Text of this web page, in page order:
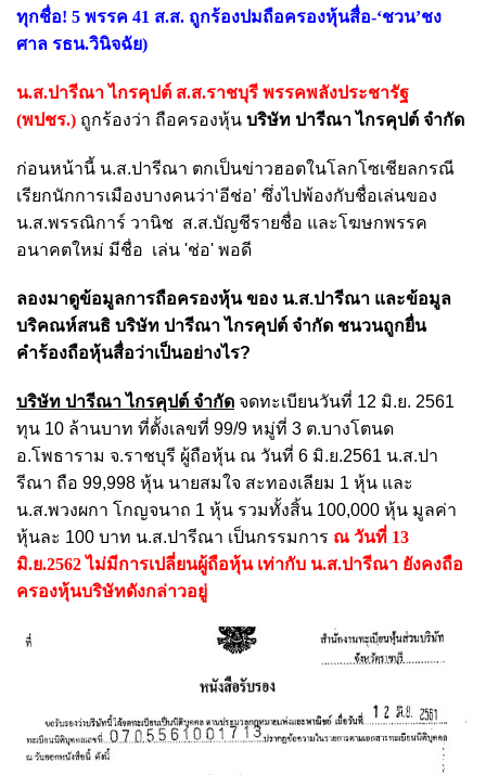
ทุกชื่อ! 5 พรรค 41 ส.ส. ถูกร้องปมถือครองหุ้นสื่อ-‘ชวน’ชง
ศาล รธน.วินิจฉัย)
น.ส.ปารีณา ไกรคุปต์ ส.ส.ราชบุรี พรรคพลังประชารัฐ
(พปชร.) ถูกร้องว่า ถือครองหุ้น บริษัท ปารีณา ไกรคุปต์ จำกัด
ก่อนหน้านี้ น.ส.ปารีณา ตกเป็นข่าวฮอตในโลกโซเชียลกรณี
เรียกนักการเมืองบางคนว่า‘อีช่อ’ ซึ่งไปพ้องกับชื่อเล่นของ
น.ส.พรรณิการ์ วานิช ส.ส.บัญชีรายชื่อ และโฆษกพรรค
อนาคตใหม่ มีชื่อ เล่น 'ช่อ' พอดี
ลองมาดูข้อมูลการถือครองหุ้น ของ น.ส.ปารีณา และข้อมูล
บริคณห์สนธิ บริษัท ปารีณา ไกรคุปต์ จำกัด ชนวนถูกยื่น
คำร้องถือหุ้นสื่อว่าเป็นอย่างไร?
บริษัท ปารีณา ไกรคุปต์ จำกัด จดทะเบียนวันที่ 12 มิ.ย. 2561
ทุน 10 ล้านบาท ที่ตั้งเลขที่ 99/9 หมู่ที่ 3 ต.บางโตนด
อ.โพธาราม จ.ราชบุรี ผู้ถือหุ้น ณ วันที่ 6 มิ.ย.2561 น.ส.ปา
รีณา ถือ 99,998 หุ้น นายสมใจ สะทองเลียม 1 หุ้น และ
น.ส.พวงผกา โกญจนาถ 1 หุ้น รวมทั้งสิ้น 100,000 หุ้น มูลค่า
หุ้นละ 100 บาท น.ส.ปารีณา เป็นกรรมการ ณ วันที่ 13
มิ.ย.2562 ไม่มีการเปลี่ยนผู้ถือหุ้น เท่ากับ น.ส.ปารีณา ยังคงถือ
ครองหุ้นบริษัทดังกล่าวอยู่